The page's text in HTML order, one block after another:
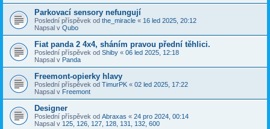
Parkovací sensory nefungují
Poslední příspěvek od the_miracle « 16 led 2025, 20:12
Napsal v Qubo
Fiat panda 2 4x4, sháním pravou přední těhlici.
Poslední příspěvek od Shiby « 06 led 2025, 12:18
Napsal v Panda
Freemont-opierky hlavy
Poslední příspěvek od TimurPK « 02 led 2025, 17:22
Napsal v Freemont
Designer
Poslední příspěvek od Abraxas « 24 pro 2024, 00:14
Napsal v 125, 126, 127, 128, 131, 132, 600